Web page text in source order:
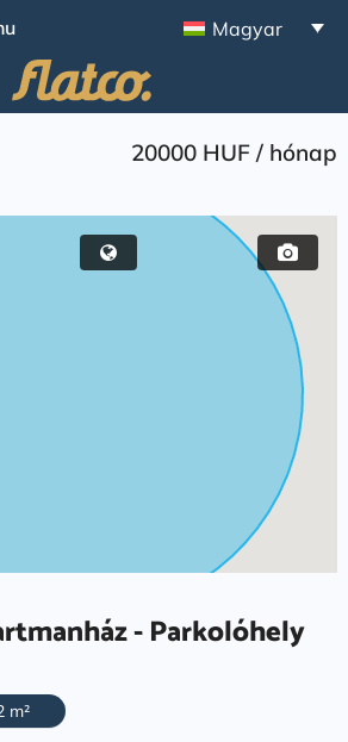
Magyar
20000 HUF/ hónap
- Parkolóhely
m²